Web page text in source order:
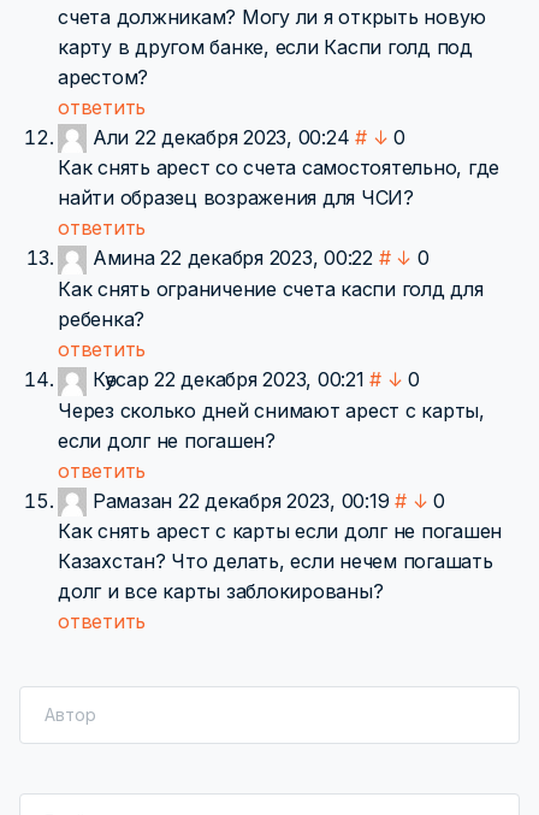
счета должникам? Могу ли я открыть новую
карту в другом банке, если Каспи голд под
арестом?
ответить
Али 22 декабря 2023, 00:24 # ↓ 0
Как снять арест со счета самостоятельно, где
найти образец возражения для ЧСИ?
ответить
Амина 22 декабря 2023, 00:22 # ↓ 0
Как снять ограничение счета каспи голд для
ребенка?
ответить
Кәусар 22 декабря 2023, 00:21 # ↓ 0
Через сколько дней снимают арест с карты,
если долг не погашен?
ответить
Рамазан 22 декабря 2023, 00:19 # ↓ 0
Как снять арест с карты если долг не погашен
Казахстан? Что делать, если нечем погашать
долг и все карты заблокированы?
ответить